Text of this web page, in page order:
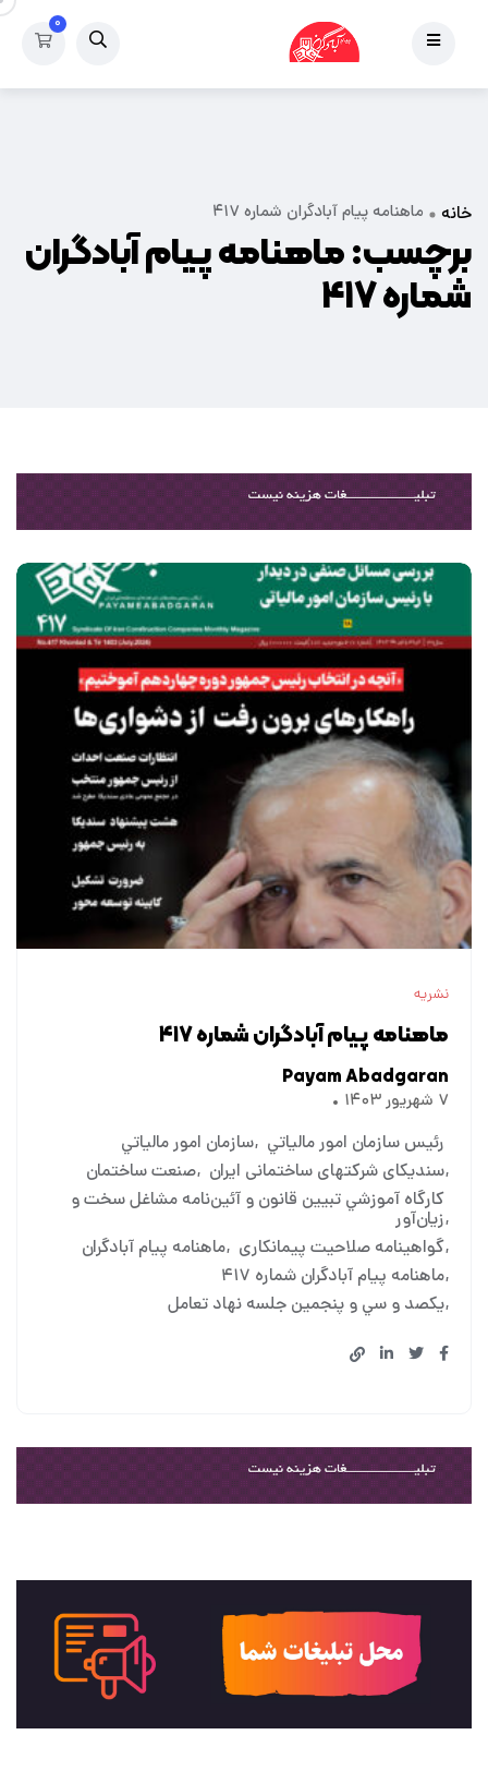
۰
خانه ماهنامه پیام آبادگران شماره ۴۱۷
برچسب:ماهنامه پیام آبادگران
شماره ۴۱۷
نشریه
ماهنامه پیام آبادگران شماره ۴۱۷
Payam Abadgaran
۷ شهریور ۱۴۰۳
رئيس سازمان امور مالياتي سازمان امور مالياتي
سندیکای شرکتهای ساختمانی ایران صنعت ساختمان
کارگاه آموزشي تبيين قانون و آئين‌نامه مشاغل سخت ‌و
‌زيان‌آور
گواهینامه صلاحیت پیمانکاری ماهنامه پیام آبادگران
ماهنامه پیام آبادگران شماره ۴۱۷
يكصد و سي و پنجمين جلسه نهاد تعامل